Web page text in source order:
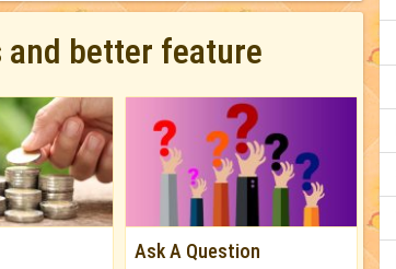
better feature
Ask A Question